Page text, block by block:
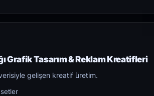
Grafik Tasarım & Reklam Kreatifleri
gelişen kreatif üretim.